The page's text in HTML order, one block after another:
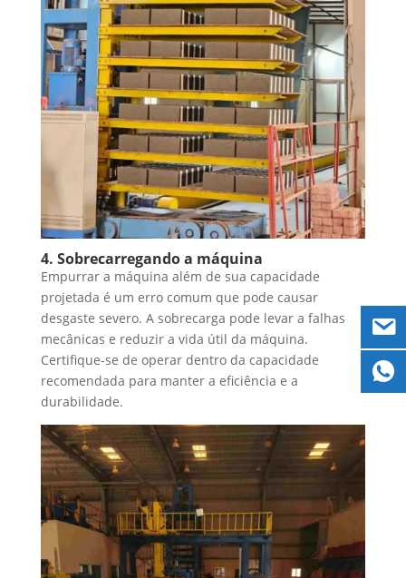
4. Sobrecarregando a máquina
Empurrar a máquina além de sua capacidade
projetada é um erro comum que pode causar
desgaste severo. A sobrecarga pode levar a falhas
mecânicas e reduzir a vida útil da máquina.
Certifique-se de operar dentro da capacidade
recomendada para manter a eficiência e a
durabilidade.